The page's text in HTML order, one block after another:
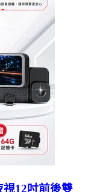
12吋前後雙